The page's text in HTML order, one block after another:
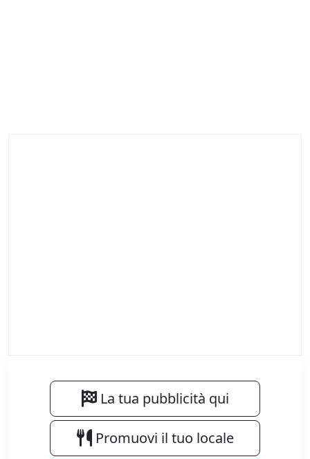
La tua pubblicità qui
Promuovi il tuo locale